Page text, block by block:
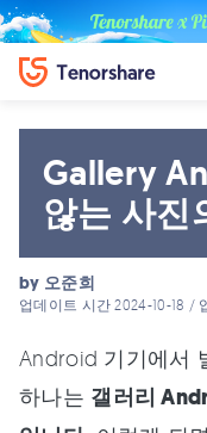
Gallery
않는 사진
by 오준희
업데이트 시간 2024-10-18 /
Android 기기에서
하나는 갤러리